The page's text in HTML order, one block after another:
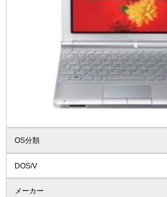
OS分類
DOS/V
メーカー